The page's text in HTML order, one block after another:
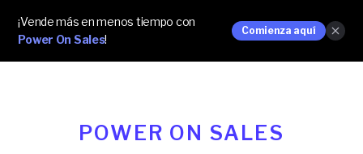
¡Vende más en menos tiempo con
Power On Sales!
Comienza aquí
POWER ON SALES